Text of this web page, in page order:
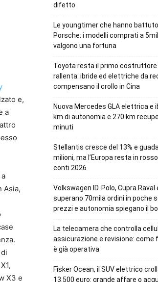
e,
a
Asia,
X3 e
difetto
Le youngtimer che hanno battuto
Porsche: i modelli comprati a
valgono una fortuna
Toyota resta il primo costruttore
rallenta: ibride ed elettriche da
compensano il crollo in Cina
Nuova Mercedes GLA elettrica e
km di autonomia e 270 km
minuti
Stellantis cresce del 13% e
milioni, ma l’Europa resta in
conti 2026
Volkswagen ID. Polo, Cupra Raval
superano 70mila ordini in poche
prezzi e autonomia spiegano il
La telecamera che controlla
assicurazione e revisione: come
è già operativa
Fisker Ocean, il SUV elettrico
13.500 euro: grande affare o